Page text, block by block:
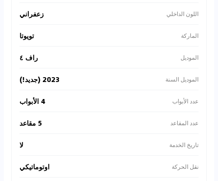
اللون الداخلي زعفراني
الماركة تويوتا
الموديل راف ٤
الموديل السنة 2023 (جديد!)
عدد الأبواب 4 الأبواب
عدد المقاعد 5 مقاعد
تاريخ الخدمة لا
نقل الحركة اوتوماتيكي